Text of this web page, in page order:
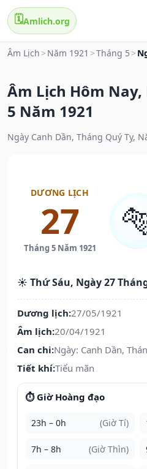
🗓️Amlich.org
Âm Lịch > Năm 1921 >Tháng 5 >
Âm Lịch Hôm
5 Năm 1921
Ngày Canh Dần, Tháng Quý Tỵ,
DƯƠNG LỊCH
27
Tháng 5 Năm 1921
☀️ Thứ Sáu, Ngày 27
Dương lịch:27/05/1921
Âm lịch:20/04/1921
Can chi:Ngày: Canh Dần,
Tiết khí:Tiểu mãn
⏱️ Giờ Hoàng đạo
23h – 0h (Giờ Tí)
7h – 8h (Giờ Thìn)